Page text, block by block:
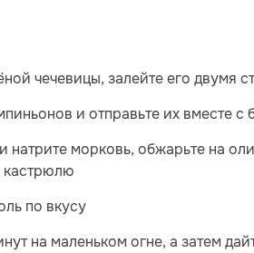
чечевицы, залейте его двумя
и отправьте их вместе с
натрите морковь, обжарьте на
кастрюлю
по вкусу
на маленьком огне, а затем